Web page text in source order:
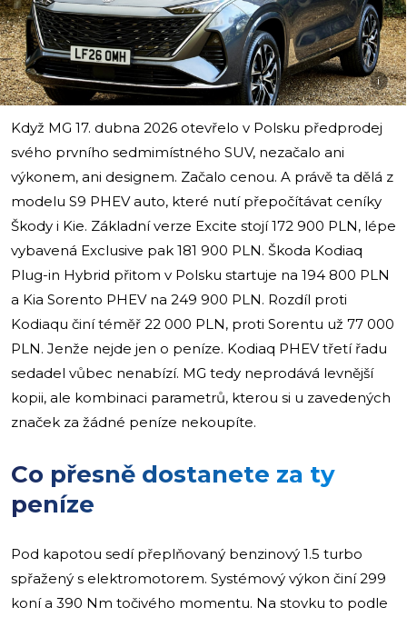
i
Když MG 17. dubna 2026 otevřelo v Polsku předprodej
svého prvního sedmimístného SUV, nezačalo ani
výkonem, ani designem. Začalo cenou. A právě ta dělá z
modelu S9 PHEV auto, které nutí přepočítávat ceníky
Škody i Kie. Základní verze Excite stojí 172 900 PLN, lépe
vybavená Exclusive pak 181 900 PLN. Škoda Kodiaq
Plug-in Hybrid přitom v Polsku startuje na 194 800 PLN
a Kia Sorento PHEV na 249 900 PLN. Rozdíl proti
Kodiaqu činí téměř 22 000 PLN, proti Sorentu už 77 000
PLN. Jenže nejde jen o peníze. Kodiaq PHEV třetí řadu
sedadel vůbec nenabízí. MG tedy neprodává levnější
kopii, ale kombinaci parametrů, kterou si u zavedených
značek za žádné peníze nekoupíte.
Co přesně dostanete za ty
peníze
Pod kapotou sedí přeplňovaný benzinový 1.5 turbo
spřažený s elektromotorem. Systémový výkon činí 299
koní a 390 Nm točivého momentu. Na stovku to podle